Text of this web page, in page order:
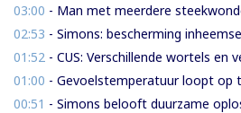
03:00 - Man met meerdere steekwonden naar
02:53 - Simons: bescherming inheemse leefgebieden en
01:52 - CUS: Verschillende wortels en
01:00 - Gevoelstemperatuur loopt op tot 41 graden: waarschuwing
00:51 - Simons belooft duurzame oplossing voor